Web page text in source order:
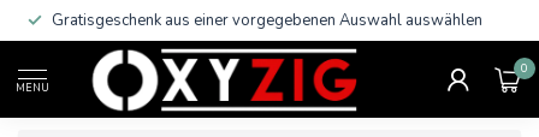
Gratisgeschenk aus einer vorgegebenen Auswahl auswählen
MENU
0